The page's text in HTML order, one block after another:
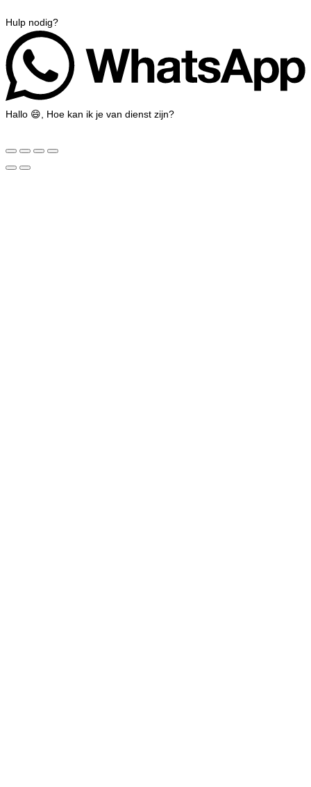
Hulp nodig?
Hallo 😄, Hoe kan ik je van dienst zijn?